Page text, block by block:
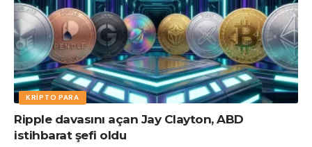
KRIPTO PARA
Ripple davasını açan Jay Clayton, ABD
istihbarat şefi oldu